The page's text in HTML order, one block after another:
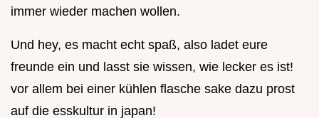
immer wieder machen wollen.
Und hey, es macht echt spaß, also ladet eure
freunde ein und lasst sie wissen, wie lecker es ist!
vor allem bei einer kühlen flasche sake dazu prost
auf die esskultur in japan!